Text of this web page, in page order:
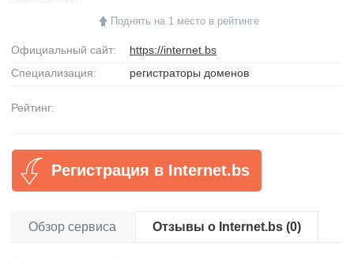
Поднять на 1 место в рейтинге
Официальный сайт:
https://internet.bs
Специализация:
регистраторы доменов
Рейтинг:
Регистрация в Internet.bs
Обзор сервиса Отзывы о Internet.bs (0)